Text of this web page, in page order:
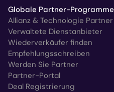
Globale Partner-Programme
Allianz & Technologie Partner
Verwaltete Dienstanbieter
Wiederverkäufer finden
Empfehlungsschreiben
Werden Sie Partner
Partner-Portal
Deal Registrierung